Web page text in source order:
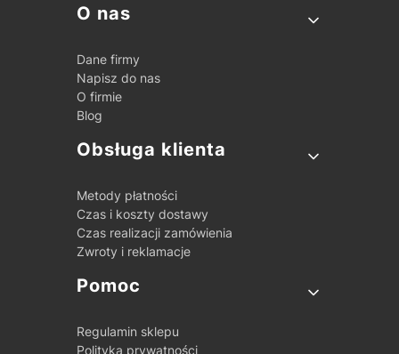
Linki w stopce
O nas
Dane firmy
Napisz do nas
O firmie
Blog
Obsługa klienta
Metody płatności
Czas i koszty dostawy
Czas realizacji zamówienia
Zwroty i reklamacje
Pomoc
Regulamin sklepu
Polityka prywatności